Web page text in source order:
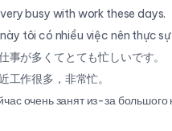
busy with work these days.
tôi có nhiều việc nên thực
事が多くてとても忙しいです。
工作很多，非常忙。
очень занят из-за большого